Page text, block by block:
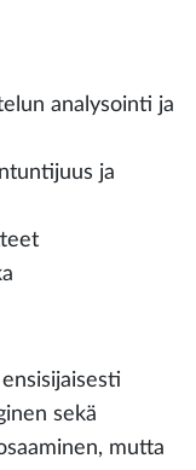
analysointi ja
ja
sekä
mutta